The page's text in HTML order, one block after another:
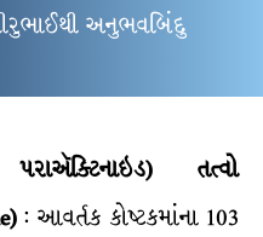
અનુભવબિંદુ
તત્વો
: આવર્તક કોષ્ટકમાંના 103